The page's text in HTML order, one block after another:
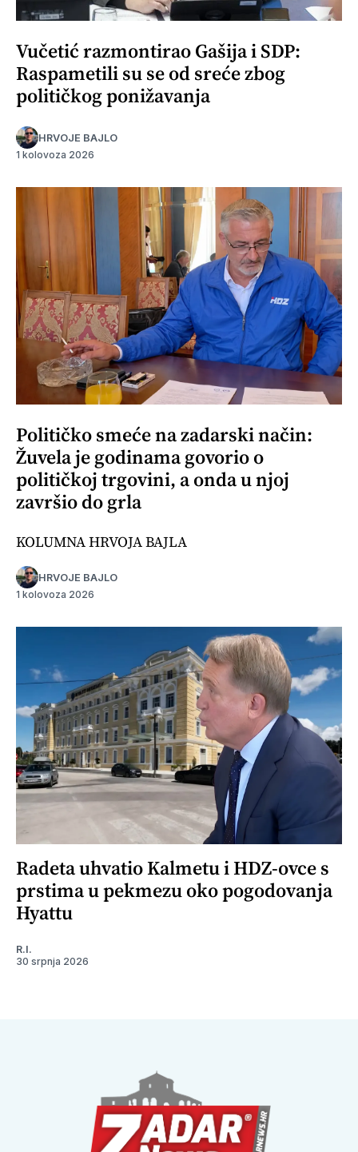
Vučetić razmontirao Gašija i SDP:
Raspametili su se od sreće zbog
političkog ponižavanja
HRVOJE BAJLO
1 kolovoza 2026
Političko smeće na zadarski način:
Žuvela je godinama govorio o
političkoj trgovini, a onda u njoj
završio do grla
KOLUMNA HRVOJA BAJLA
HRVOJE BAJLO
1 kolovoza 2026
Radeta uhvatio Kalmetu i HDZ-ovce s
prstima u pekmezu oko pogodovanja
Hyattu
R.I.
30 srpnja 2026